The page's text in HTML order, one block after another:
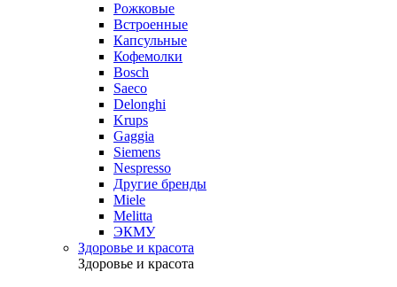
Рожковые
Встроенные
Капсульные
Кофемолки
Bosch
Saeco
Delonghi
Krups
Gaggia
Siemens
Nespresso
Другие бренды
Miele
Melitta
ЭКМУ
Здоровье и красота
Здоровье и красота